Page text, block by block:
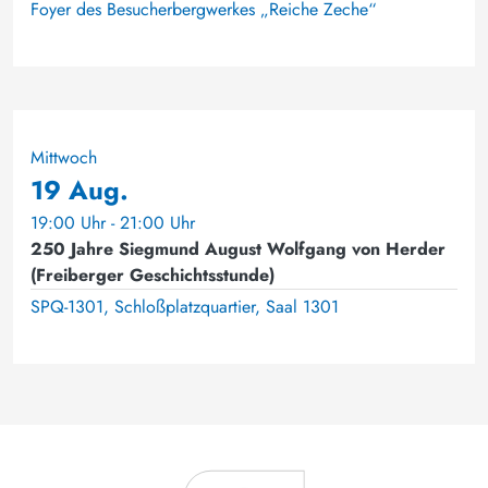
Foyer des Besucherbergwerkes „Reiche Zeche“
Mittwoch
19 Aug.
19:00 Uhr - 21:00 Uhr
250 Jahre Siegmund August Wolfgang von Herder
(Freiberger Geschichtsstunde)
SPQ-1301, Schloßplatzquartier, Saal 1301